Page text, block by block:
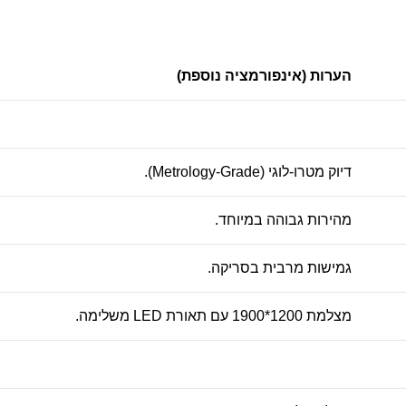
הערות (אינפורמציה נוספת)
דיוק מטרו-לוגי (Metrology-Grade).
מהירות גבוהה במיוחד.
גמישות מרבית בסריקה.
מצלמת 1200*1900 עם תאורת LED משלימה.